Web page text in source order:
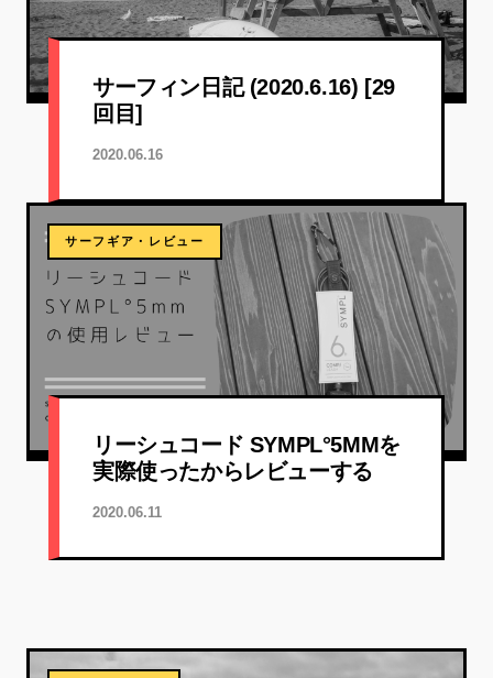
サーフィン日記 (2020.6.16) [29
回目]
2020.06.16
サーフギア・レビュー
リーシュコード SYMPL°5MMを
実際使ったからレビューする
2020.06.11